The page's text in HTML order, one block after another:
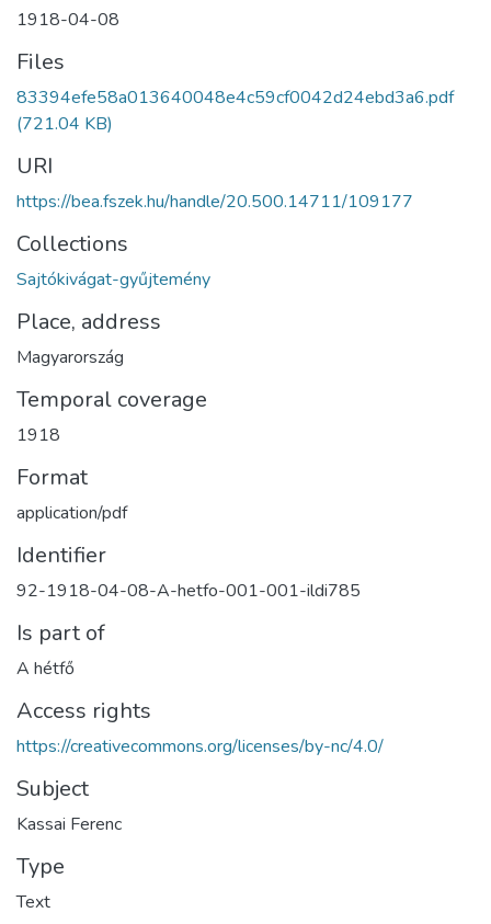
1918-04-08
Files
83394efe58a013640048e4c59cf0042d24ebd3a6.pdf
(721.04 KB)
URI
https://bea.fszek.hu/handle/20.500.14711/109177
Collections
Sajtókivágat-gyűjtemény
Place, address
Magyarország
Temporal coverage
1918
Format
application/pdf
Identifier
92-1918-04-08-A-hetfo-001-001-ildi785
Is part of
A hétfő
Access rights
https://creativecommons.org/licenses/by-nc/4.0/
Subject
Kassai Ferenc
Type
Text